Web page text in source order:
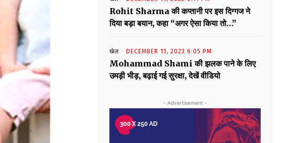
Rohit Sharma की कप्तानी पर इस दिग्गज ने
दिया बड़ा बयान, कहा “अगर ऐसा किया तो…”
खेल DECEMBER 11, 2023 6:05 PM
Mohammad Shami की झलक पाने के लिए
उमड़ी भीड़, बढ़ाई गई सुरक्षा, देखें वीडियो
- Advertisement -